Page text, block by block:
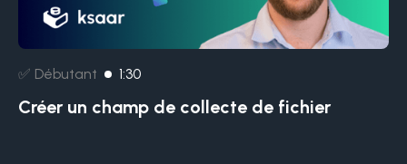
✅ Débutant 1:30
Créer un champ de collecte de fichier